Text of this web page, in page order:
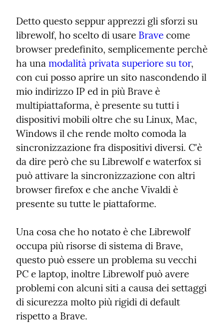
Detto questo seppur apprezzi gli sforzi su
librewolf, ho scelto di usare Brave come
browser predefinito, semplicemente perchè
ha una modalità privata superiore su tor,
con cui posso aprire un sito nascondendo il
mio indirizzo IP ed in più Brave è
multipiattaforma, è presente su tutti i
dispositivi mobili oltre che su Linux, Mac,
Windows il che rende molto comoda la
sincronizzazione fra dispositivi diversi. C'è
da dire però che su Librewolf e waterfox si
può attivare la sincronizzazione con altri
browser firefox e che anche Vivaldi è
presente su tutte le piattaforme.
Una cosa che ho notato è che Librewolf
occupa più risorse di sistema di Brave,
questo può essere un problema su vecchi
PC e laptop, inoltre Librewolf può avere
problemi con alcuni siti a causa dei settaggi
di sicurezza molto più rigidi di default
rispetto a Brave.